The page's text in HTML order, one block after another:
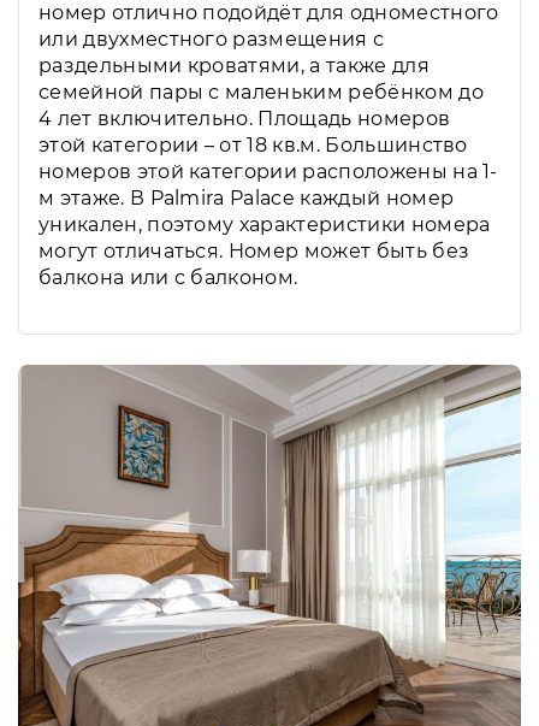
номер отлично подойдёт для одноместного
или двухместного размещения с
раздельными кроватями, а также для
семейной пары с маленьким ребёнком до
4 лет включительно. Площадь номеров
этой категории – от 18 кв.м. Большинство
номеров этой категории расположены на 1-
м этаже. В Palmira Palace каждый номер
уникален, поэтому характеристики номера
могут отличаться. Номер может быть без
балкона или с балконом.